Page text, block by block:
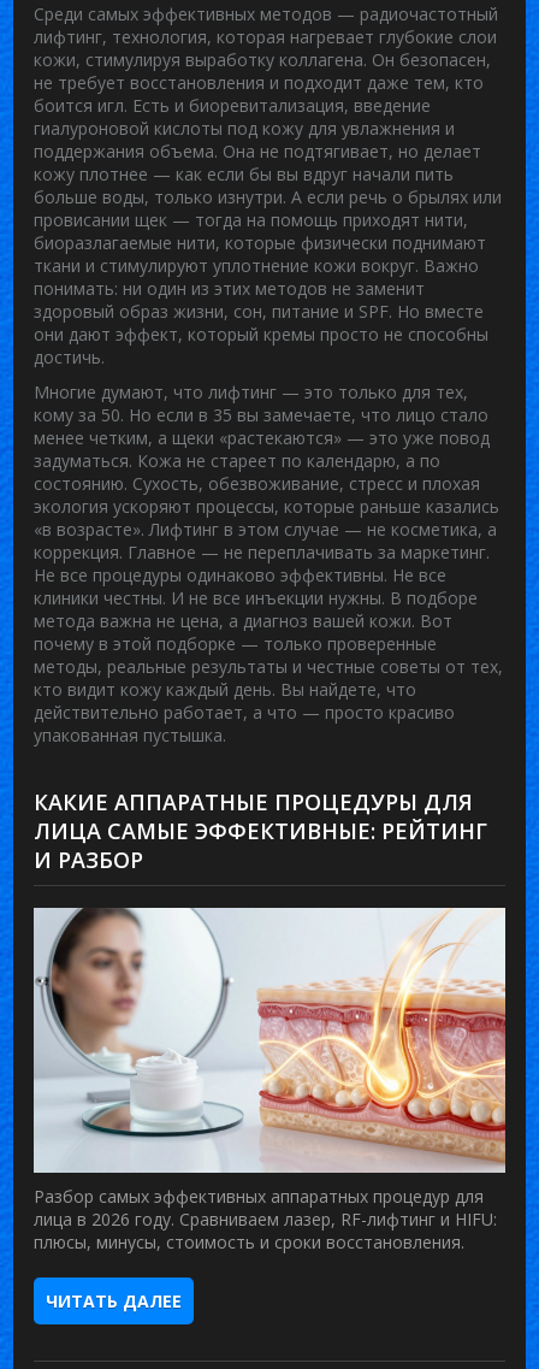
Среди самых эффективных методов — радиочастотный
лифтинг, технология, которая нагревает глубокие слои
кожи, стимулируя выработку коллагена. Он безопасен,
не требует восстановления и подходит даже тем, кто
боится игл. Есть и биоревитализация, введение
гиалуроновой кислоты под кожу для увлажнения и
поддержания объема. Она не подтягивает, но делает
кожу плотнее — как если бы вы вдруг начали пить
больше воды, только изнутри. А если речь о брылях или
провисании щек — тогда на помощь приходят нити,
биоразлагаемые нити, которые физически поднимают
ткани и стимулируют уплотнение кожи вокруг. Важно
понимать: ни один из этих методов не заменит
здоровый образ жизни, сон, питание и SPF. Но вместе
они дают эффект, который кремы просто не способны
достичь.
Многие думают, что лифтинг — это только для тех,
кому за 50. Но если в 35 вы замечаете, что лицо стало
менее четким, а щеки «растекаются» — это уже повод
задуматься. Кожа не стареет по календарю, а по
состоянию. Сухость, обезвоживание, стресс и плохая
экология ускоряют процессы, которые раньше казались
«в возрасте». Лифтинг в этом случае — не косметика, а
коррекция. Главное — не переплачивать за маркетинг.
Не все процедуры одинаково эффективны. Не все
клиники честны. И не все инъекции нужны. В подборе
метода важна не цена, а диагноз вашей кожи. Вот
почему в этой подборке — только проверенные
методы, реальные результаты и честные советы от тех,
кто видит кожу каждый день. Вы найдете, что
действительно работает, а что — просто красиво
упакованная пустышка.
КАКИЕ АППАРАТНЫЕ ПРОЦЕДУРЫ ДЛЯ
ЛИЦА САМЫЕ ЭФФЕКТИВНЫЕ: РЕЙТИНГ
И РАЗБОР
Разбор самых эффективных аппаратных процедур для
лица в 2026 году. Сравниваем лазер, RF-лифтинг и HIFU:
плюсы, минусы, стоимость и сроки восстановления.
ЧИТАТЬ ДАЛЕЕ